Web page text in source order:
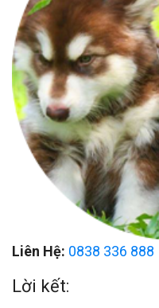
Liên Hệ: 0838 336 888
Lời kết: